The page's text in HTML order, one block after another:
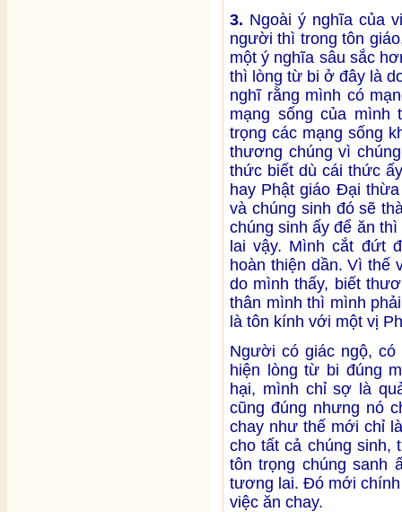
3. Ngoài ý nghĩa của
người thì trong tôn
một ý nghĩa sâu sắc
thì lòng từ bi ở đây là
nghĩ rằng mình có
mạng sống của mình
trọng các mạng sống
thương chúng vì
thức biết dù cái thức
hay Phật giáo Đại
và chúng sinh đó sẽ
chúng sinh ấy để ăn
lai vậy. Mình cắt đứt
hoàn thiện dần. Vì thế
do mình thấy, biết
thân mình thì mình
là tôn kính với một vị
Người có giác ngộ,
hiện lòng từ bi đúng
hại, mình chỉ sợ là
cũng đúng nhưng nó
chay như thế mới chỉ
cho tất cả chúng sinh,
tôn trọng chúng sanh
tương lai. Đó mới chính
việc ăn chay.